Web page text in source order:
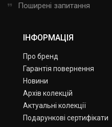
Поширені запитання
ІНФОРМАЦІЯ
Про бренд
Гарантія повернення
Новини
Архів колекцій
Актуальні колекції
Подарункові сертифікати